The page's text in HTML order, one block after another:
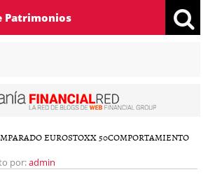
Patrimonios
EUROSTOXX 50COMPORTAMIENTO
por:admin